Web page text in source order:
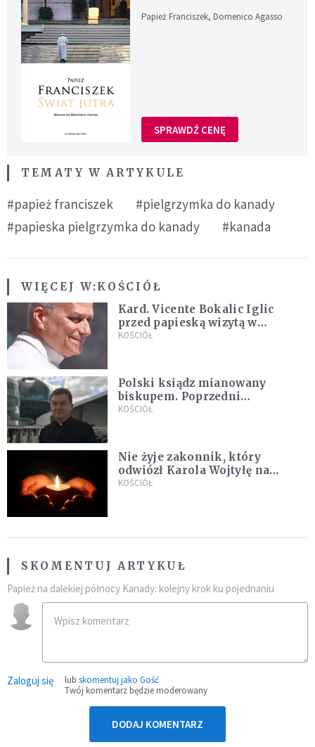
Papież Franciszek, Domenico Agasso
SPRAWDŹ CENĘ
TEMATY W ARTYKULE
#papież franciszek
#pielgrzymka do kanady
#papieska pielgrzymka do kanady
#kanada
WIĘCEJ W:KOŚCIÓŁ
Kard. Vicente Bokalic Iglic
przed papieską wizytą w
Argentynie: Nasz pokorny lud
KOŚCIÓŁ
Polski ksiądz mianowany
biskupem. Poprzedni
ordynariusz zrezygnował
KOŚCIÓŁ
Nie żyje zakonnik, który
odwiózł Karola Wojtyłę na
konklawe. Jan Paweł II nazywał
KOŚCIÓŁ
SKOMENTUJ ARTYKUŁ
Papież na dalekiej północy Kanady: kolejny krok ku pojednaniu
Zaloguj się lub skomentuj jako Gość
Twój komentarz będzie moderowany
DODAJ KOMENTARZ